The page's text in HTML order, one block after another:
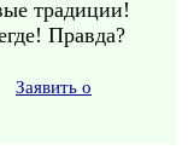
традиции!
Правда?
Заявить о